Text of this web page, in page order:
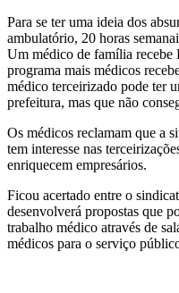
Para se ter uma ideia dos
ambulatório, 20 horas
Um médico de família recebe
programa mais médicos
médico terceirizado pode ter
prefeitura, mas que não
Os médicos reclamam que a
tem interesse nas
enriquecem empresários.
Ficou acertado entre o
desenvolverá propostas que
trabalho médico através de
médicos para o serviço